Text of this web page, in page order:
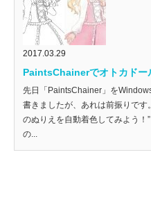
2017.03.29
PaintsChainerでオトカドー
先日「PaintsChainer」を
書きましたが、あれは前振りです
のぬりえを自動着色してみよう！
の...